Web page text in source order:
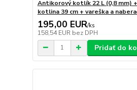
Antikorový kotlík 22 L (0,8 mm)
kotlina 39 cm + vareška a
195,00 EUR/ks
158,54 EUR bez DPH
Pridať do